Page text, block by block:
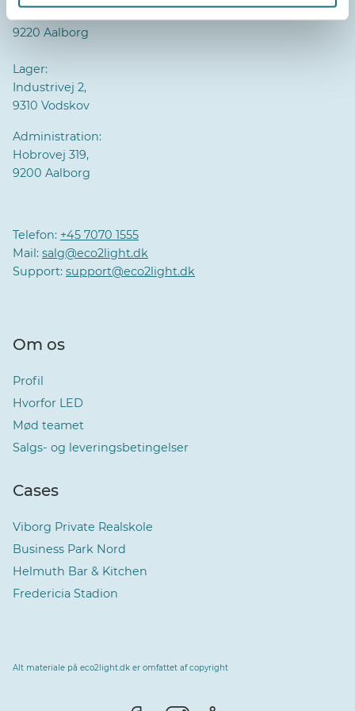
9220 Aalborg
Lager:
Industrivej 2,
9310 Vodskov
Administration:
Hobrovej 319,
9200 Aalborg
Telefon: +45 7070 1555
Mail: salg@eco2light.dk
Support: support@eco2light.dk
Om os
Profil
Hvorfor LED
Mød teamet
Salgs- og leveringsbetingelser
Cases
Viborg Private Realskole
Business Park Nord
Helmuth Bar & Kitchen
Fredericia Stadion
Alt materiale på eco2light.dk er omfattet af copyright